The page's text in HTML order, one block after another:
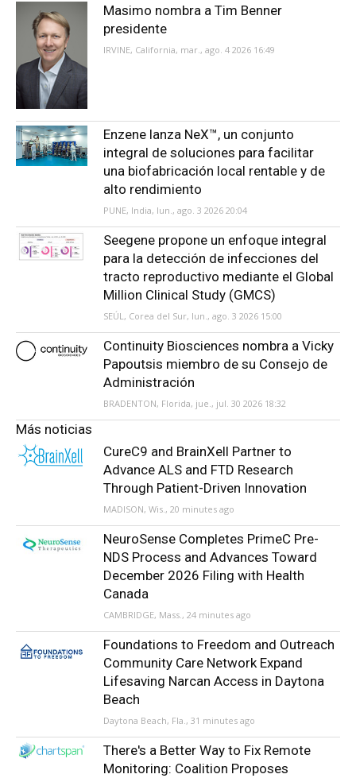
Masimo nombra a Tim Benner
presidente
IRVINE, California, mar., ago. 4 2026 16:49
Enzene lanza NeX™, un conjunto
integral de soluciones para facilitar
una biofabricación local rentable y de
alto rendimiento
PUNE, India, lun., ago. 3 2026 20:04
Seegene propone un enfoque integral
para la detección de infecciones del
tracto reproductivo mediante el Global
Million Clinical Study (GMCS)
SEÚL, Corea del Sur, lun., ago. 3 2026 15:00
Continuity Biosciences nombra a Vicky
Papoutsis miembro de su Consejo de
Administración
BRADENTON, Florida, jue., jul. 30 2026 18:32
Más noticias
CureC9 and BrainXell Partner to
Advance ALS and FTD Research
Through Patient-Driven Innovation
MADISON, Wis., 20 minutes ago
NeuroSense Completes PrimeC Pre-
NDS Process and Advances Toward
December 2026 Filing with Health
Canada
CAMBRIDGE, Mass., 24 minutes ago
Foundations to Freedom and Outreach
Community Care Network Expand
Lifesaving Narcan Access in Daytona
Beach
Daytona Beach, Fla., 31 minutes ago
There's a Better Way to Fix Remote
Monitoring: Coalition Proposes